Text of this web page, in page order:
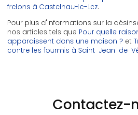
frelons à Castelnau-le-Lez.
Pour plus d'informations sur la
nos articles tels que Pour quelle
apparaissent dans une maison ? et
contre les fourmis à Saint-Jean-de-
Contactez-